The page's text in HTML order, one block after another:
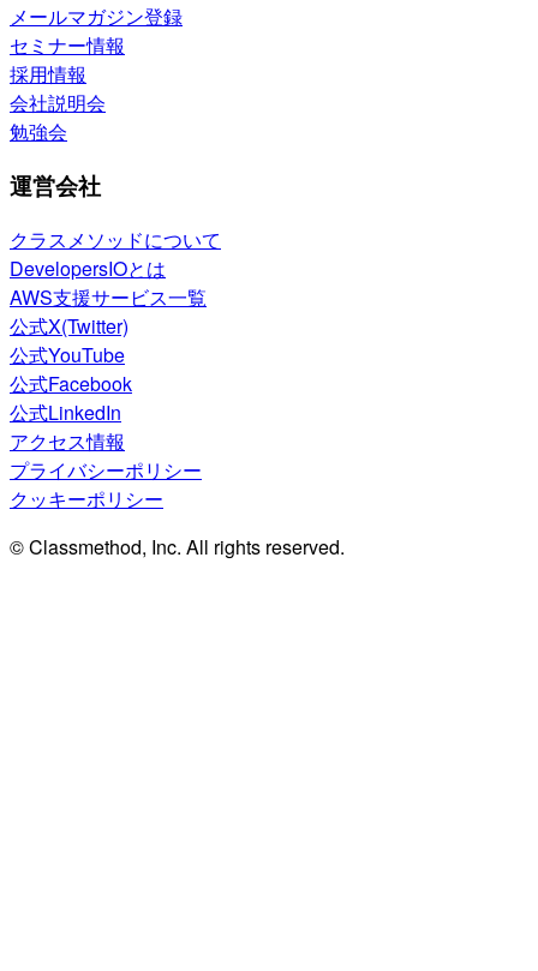
メールマガジン登録
セミナー情報
採用情報
会社説明会
勉強会
運営会社
クラスメソッドについて
DevelopersIOとは
AWS支援サービス一覧
公式X(Twitter)
公式YouTube
公式Facebook
公式LinkedIn
アクセス情報
プライバシーポリシー
クッキーポリシー
© Classmethod, Inc. All rights reserved.